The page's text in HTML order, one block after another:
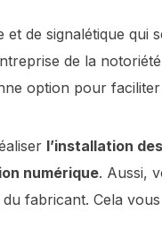
et de signalétique
de la
option pour faciliter
l’installation
numérique. Aussi,
fabricant. Cela